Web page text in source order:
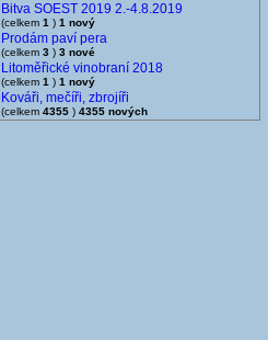
Bitva SOEST 2019 2.-4.8.2019
(celkem 1 ) 1 nový
Prodám paví pera
(celkem 3 ) 3 nové
Litoměřické vinobraní 2018
(celkem 1 ) 1 nový
Kováři, mečíři, zbrojíři
(celkem 4355 ) 4355 nových